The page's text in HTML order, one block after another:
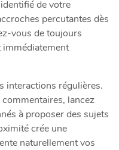
de votre
percutantes dès
vous de toujours
interactions régulières.
lancez
à proposer des sujets
crée une
naturellement vos